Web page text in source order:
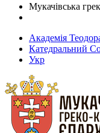
Мукачівська
Академія
Катедральний
Укр